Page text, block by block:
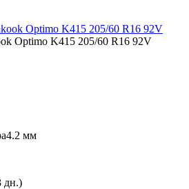
Optimo K415 205/60 R16 92V
4.2 мм
дн.)